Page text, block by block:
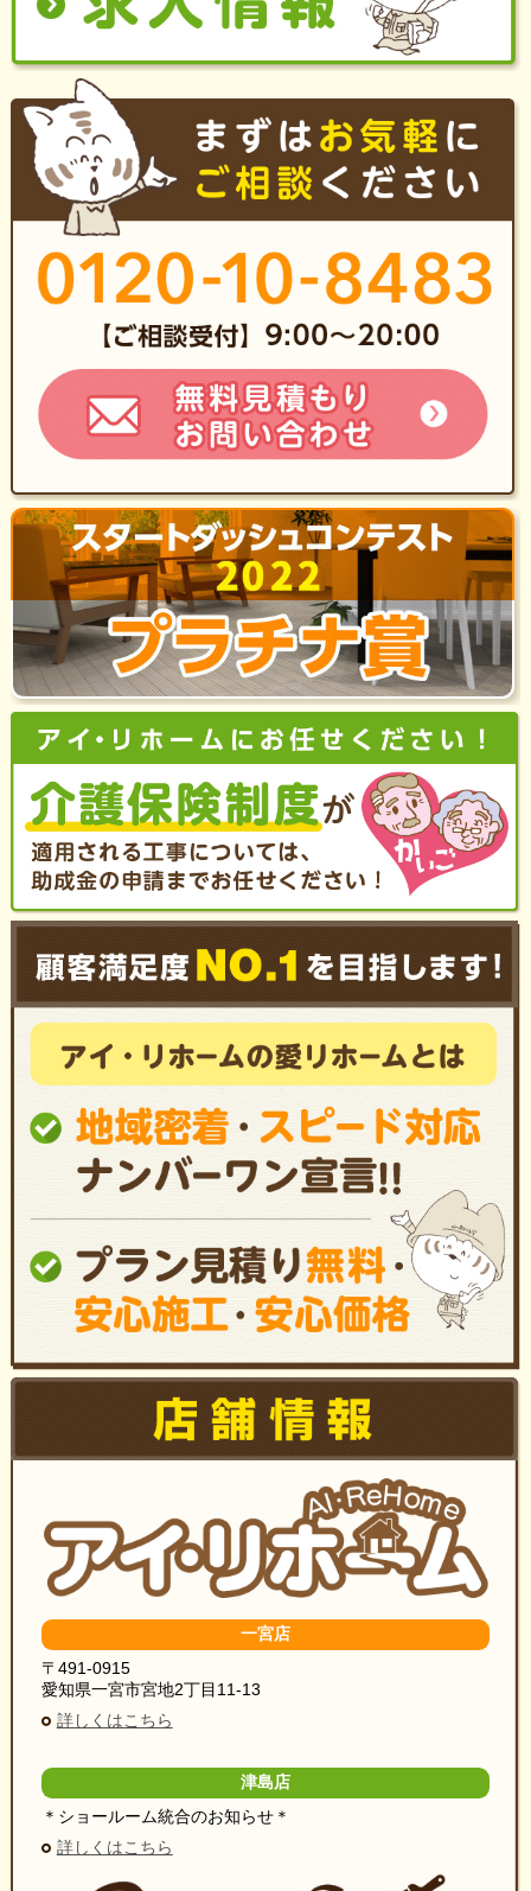
一宮店
〒491-0915
愛知県一宮市宮地2丁目11-13
詳しくはこちら
津島店
＊ショールーム統合のお知らせ＊
詳しくはこちら